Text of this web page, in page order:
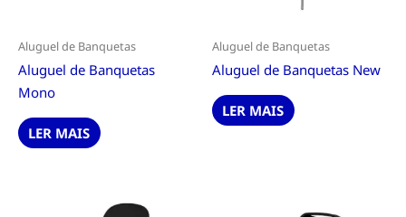
Aluguel de Banquetas
Aluguel de Banquetas
Mono
LER MAIS
Aluguel de Banquetas
Aluguel de Banquetas New
LER MAIS